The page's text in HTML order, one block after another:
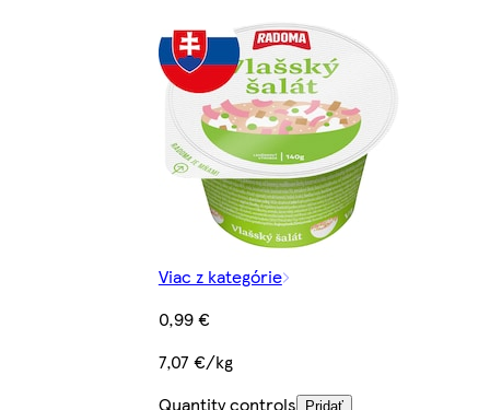
Viac z kategórie
0,99 €
7,07 €/kg
Quantity controls
Pridať